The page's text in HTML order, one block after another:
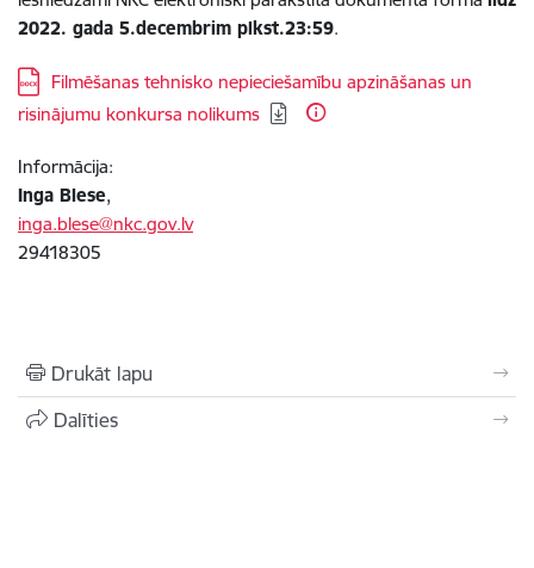
2022. gada 5.decembrim plkst.23:59.
Lejupielādēt:
Filmēšanas tehnisko nepieciešamību apzināšanas un
risinājumu konkursa nolikums
Informācija:
Inga Blese,
inga.blese@nkc.gov.lv
29418305
Drukāt lapu
Dalīties